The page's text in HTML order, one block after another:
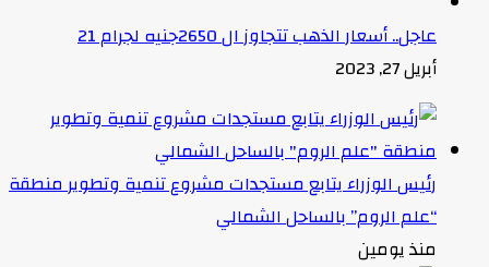
عاجل.. أسعار الذهب تتجاوز ال 2650جنيه لجرام 21
أبريل 27, 2023
رئيس الوزراء يتابع مستجدات مشروع تنمية وتطوير منطقة
“علم الروم” بالساحل الشمالي
منذ يومين